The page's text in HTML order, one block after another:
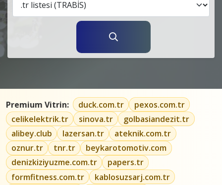
Premium Vitrin: duck.com.tr
pexos.com.tr
celikelektrik.tr
sinova.tr
golbasiandezit.tr
alibey.club
lazersan.tr
ateknik.com.tr
oznur.tr
tnr.tr
beykarotomotiv.com
denizkiziyuzme.com.tr
papers.tr
formfitness.com.tr
kablosuzsarj.com.tr